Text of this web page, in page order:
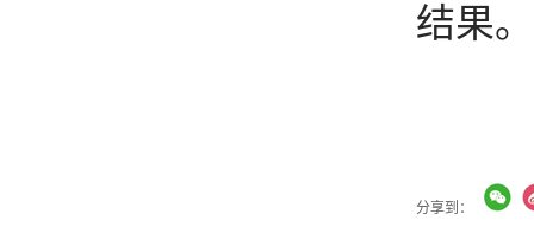
结果。
分享到：